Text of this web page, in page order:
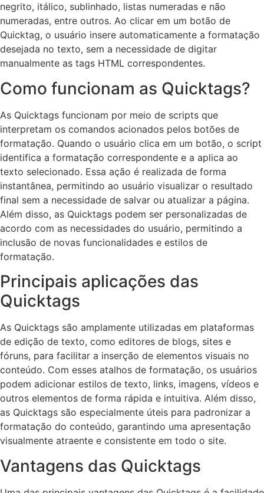
negrito, itálico, sublinhado, listas numeradas e não
numeradas, entre outros. Ao clicar em um botão de
Quicktag, o usuário insere automaticamente a formatação
desejada no texto, sem a necessidade de digitar
manualmente as tags HTML correspondentes.
Como funcionam as Quicktags?
As Quicktags funcionam por meio de scripts que
interpretam os comandos acionados pelos botões de
formatação. Quando o usuário clica em um botão, o script
identifica a formatação correspondente e a aplica ao
texto selecionado. Essa ação é realizada de forma
instantânea, permitindo ao usuário visualizar o resultado
final sem a necessidade de salvar ou atualizar a página.
Além disso, as Quicktags podem ser personalizadas de
acordo com as necessidades do usuário, permitindo a
inclusão de novas funcionalidades e estilos de
formatação.
Principais aplicações das
Quicktags
As Quicktags são amplamente utilizadas em plataformas
de edição de texto, como editores de blogs, sites e
fóruns, para facilitar a inserção de elementos visuais no
conteúdo. Com esses atalhos de formatação, os usuários
podem adicionar estilos de texto, links, imagens, vídeos e
outros elementos de forma rápida e intuitiva. Além disso,
as Quicktags são especialmente úteis para padronizar a
formatação do conteúdo, garantindo uma apresentação
visualmente atraente e consistente em todo o site.
Vantagens das Quicktags